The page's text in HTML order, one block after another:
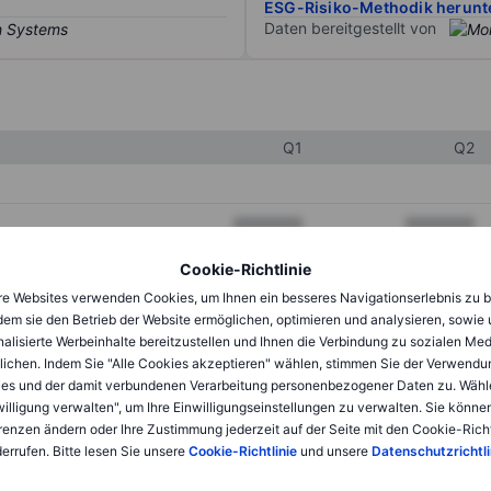
Cookie-Richtlinie
Websites verwenden Cookies, um Ihnen ein besseres Navigationserlebnis zu
sie den Betrieb der Website ermöglichen, optimieren und analysieren, sowie
Werbeinhalte bereitzustellen und Ihnen die Verbindung zu sozialen
Indem Sie "Alle Cookies akzeptieren" wählen, stimmen Sie der
und der damit verbundenen Verarbeitung personenbezogener Daten zu.
verwalten", um Ihre Einwilligungseinstellungen zu verwalten. Sie
ändern oder Ihre Zustimmung jederzeit auf der Seite mit den Cookie-
Bitte lesen Sie unsere Cookie-Richtlinieund unsere
ESG-Risiko-Methodik
Daten bereitgestellt von
Q1 Q2
XXXXXXX XXXXXXX
XXXXXXX
XXXXXXX XXXXXXX
XXXXXXX XXXXXXX
XXXXXXX XXXXXXX